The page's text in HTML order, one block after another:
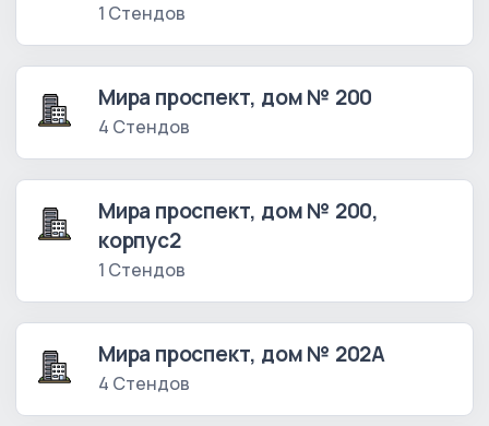
1 Стендов
Мира проспект, дом № 200
4 Стендов
Мира проспект, дом № 200,
корпус2
1 Стендов
Мира проспект, дом № 202А
4 Стендов